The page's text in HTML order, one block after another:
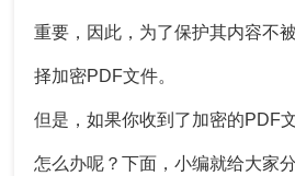
重要，因此，为了保护其内容不
择加密PDF文件。
但是，如果你收到了加密的PDF
怎么办呢？下面，小编就给大家